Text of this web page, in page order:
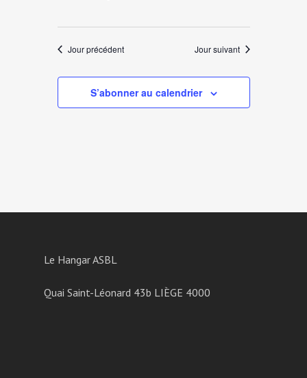
Jour précédent Jour suivant
S’abonner au calendrier
Le Hangar ASBL
Quai Saint-Léonard 43b LIÈGE 4000